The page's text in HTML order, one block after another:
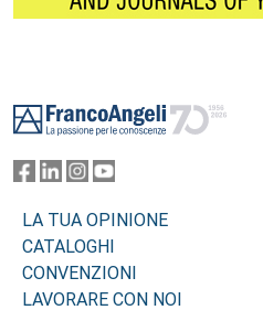
LA TUA OPINIONE
CATALOGHI
CONVENZIONI
LAVORARE CON NOI